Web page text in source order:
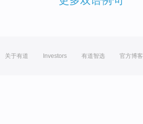
关于有道 Investors 有道智选 官方博客